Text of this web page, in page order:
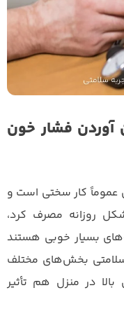
آوردن فشار خون
عموماً کار سختی است و
روزانه مصرف‌ کرد،
بسیار خوبی هستند
سلامتی بخش‌های مختلف
در منزل هم تأثیر